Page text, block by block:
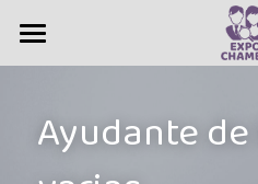
Vacantes
Todas las Categorías
Administrativas
Bolsa de Trabajo
Ferias de empleo
Ayudante
CATEGORÍAS